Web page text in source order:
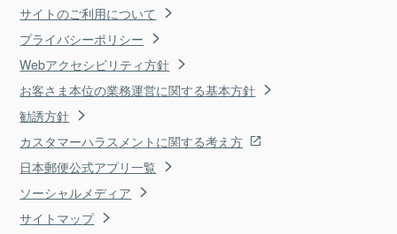
サイトのご利用について
プライバシーポリシー
Webアクセシビリティ方針
お客さま本位の業務運営に関する基本方針
勧誘方針
カスタマーハラスメントに関する考え方
日本郵便公式アプリ一覧
ソーシャルメディア
サイトマップ